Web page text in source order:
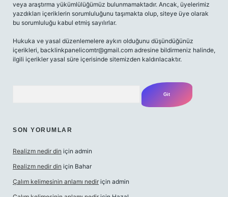
veya araştırma yükümlülüğümüz bulunmamaktadır. Ancak, üyelerimiz
yazdıkları içeriklerin sorumluluğunu taşımakta olup, siteye üye olarak
bu sorumluluğu kabul etmiş sayılırlar.
Hukuka ve yasal düzenlemelere aykırı olduğunu düşündüğünüz
içerikleri, backlinkpanelicomtr@gmail.com adresine bildirmeniz halinde,
ilgili içerikler yasal süre içerisinde sitemizden kaldırılacaktır.
SON YORUMLAR
Realizm nedir din için admin
Realizm nedir din için Bahar
Çalım kelimesinin anlamı nedir için admin